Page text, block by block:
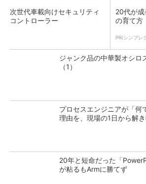
次世代車載向けセキュリティ
コントローラー
20代が成
の育て方
PR(シンプレ
ジャンク品の中華製オシロ
（1）
プロセスエンジニアが「何
理由を、現場の1日から解
20年と短命だった「
が粘るもArmに勝てず